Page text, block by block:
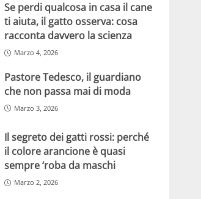
Se perdi qualcosa in casa il cane
ti aiuta, il gatto osserva: cosa
racconta davvero la scienza
Marzo 4, 2026
Pastore Tedesco, il guardiano
che non passa mai di moda
Marzo 3, 2026
Il segreto dei gatti rossi: perché
il colore arancione è quasi
sempre ‘roba da maschi
Marzo 2, 2026